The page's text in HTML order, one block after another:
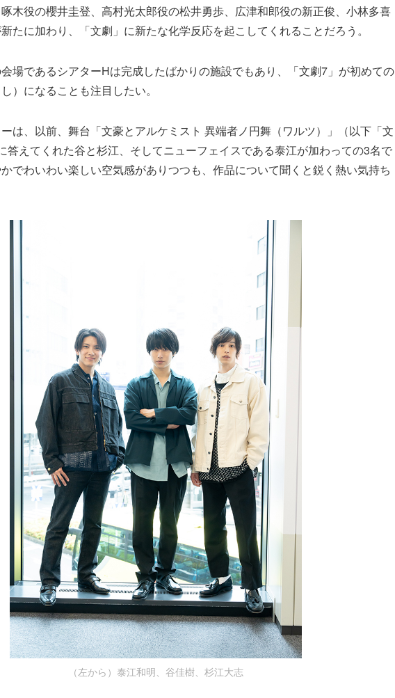
木役の櫻井圭登、高村光太郎役の松井勇歩、広津和郎役の新正俊、小林多喜
たに加わり、「文劇」に新たな化学反応を起こしてくれることだろう。
場であるシアターHは完成したばかりの施設でもあり、「文劇7」が初めての
）になることも注目したい。
は、以前、舞台「文豪とアルケミスト 異端者ノ円舞（ワルツ）」（以下「文
答えてくれた谷と杉江、そしてニューフェイスである泰江が加わっての3名で
でわいわい楽しい空気感がありつつも、作品について聞くと鋭く熱い気持ち
（左から）泰江和明、谷佳樹、杉江大志